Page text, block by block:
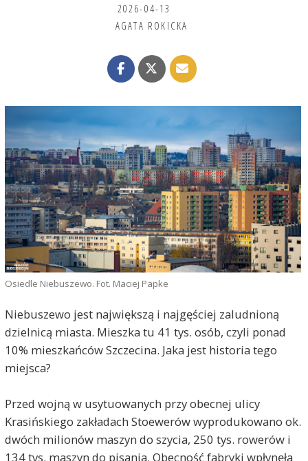
2026-04-13
AGATA ROKICKA
Osiedle Niebuszewo. Fot. Maciej Papke
Niebuszewo jest największą i najgęściej zaludnioną
dzielnicą miasta. Mieszka tu 41 tys. osób, czyli ponad
10% mieszkańców Szczecina. Jaka jest historia tego
miejsca?
Przed wojną w usytuowanych przy obecnej ulicy
Krasińskiego zakładach Stoewerów wyprodukowano ok.
dwóch milionów maszyn do szycia, 250 tys. rowerów i
134 tys. maszyn do pisania. Obecność fabryki wpłynęła